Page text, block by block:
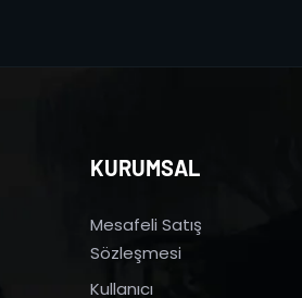
KURUMSAL
Mesafeli Satış
Sözleşmesi
Kullanıcı